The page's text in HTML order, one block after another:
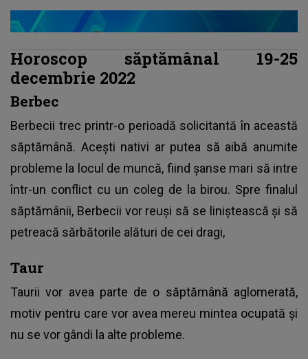
Horoscop săptămânal 19-25
decembrie 2022
Berbec
Berbecii trec printr-o perioadă solicitantă în această
săptămână. Acești nativi ar putea să aibă anumite
probleme la locul de muncă, fiind șanse mari să intre
într-un conflict cu un coleg de la birou. Spre finalul
săptămânii, Berbecii vor reuși să se liniștească și să
petreacă sărbătorile alături de cei dragi,
Taur
Taurii vor avea parte de o săptămână aglomerată,
motiv pentru care vor avea mereu mintea ocupată și
nu se vor gândi la alte probleme.